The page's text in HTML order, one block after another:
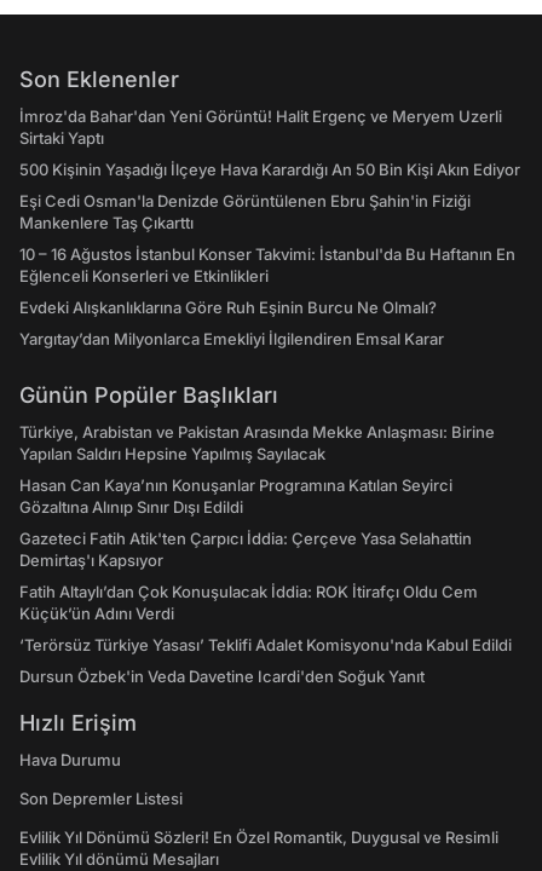
Son Eklenenler
İmroz'da Bahar'dan Yeni Görüntü! Halit Ergenç ve Meryem Uzerli
Sirtaki Yaptı
500 Kişinin Yaşadığı İlçeye Hava Karardığı An 50 Bin Kişi Akın Ediyor
Eşi Cedi Osman'la Denizde Görüntülenen Ebru Şahin'in Fiziği
Mankenlere Taş Çıkarttı
10 – 16 Ağustos İstanbul Konser Takvimi: İstanbul'da Bu Haftanın En
Eğlenceli Konserleri ve Etkinlikleri
Evdeki Alışkanlıklarına Göre Ruh Eşinin Burcu Ne Olmalı?
Yargıtay’dan Milyonlarca Emekliyi İlgilendiren Emsal Karar
Günün Popüler Başlıkları
Türkiye, Arabistan ve Pakistan Arasında Mekke Anlaşması: Birine
Yapılan Saldırı Hepsine Yapılmış Sayılacak
Hasan Can Kaya’nın Konuşanlar Programına Katılan Seyirci
Gözaltına Alınıp Sınır Dışı Edildi
Gazeteci Fatih Atik'ten Çarpıcı İddia: Çerçeve Yasa Selahattin
Demirtaş'ı Kapsıyor
Fatih Altaylı’dan Çok Konuşulacak İddia: ROK İtirafçı Oldu Cem
Küçük’ün Adını Verdi
‘Terörsüz Türkiye Yasası’ Teklifi Adalet Komisyonu'nda Kabul Edildi
Dursun Özbek'in Veda Davetine Icardi'den Soğuk Yanıt
Hızlı Erişim
Hava Durumu
Son Depremler Listesi
Evlilik Yıl Dönümü Sözleri! En Özel Romantik, Duygusal ve Resimli
Evlilik Yıl dönümü Mesajları